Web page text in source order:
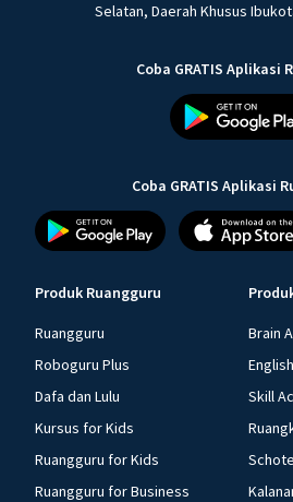
Selatan, Daerah Khusus
Coba GRATIS Aplikasi
Coba GRATIS Aplikasi
Produk Ruangguru
Ruangguru
Roboguru Plus
Dafa dan Lulu
Kursus for Kids
Ruangguru for Kids
Ruangguru for Business
Brain
Skill